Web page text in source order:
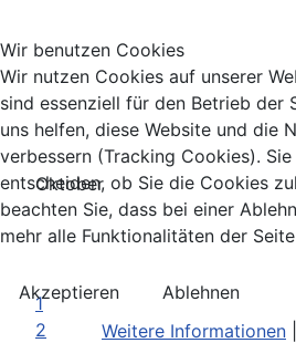
Oktober
1
2
Wir benutzen Cookies
Wir nutzen Cookies auf unserer
sind essenziell für den Betrieb der
uns helfen, diese Website und die
verbessern (Tracking Cookies).
entscheiden, ob Sie die Cookies
beachten Sie, dass bei einer
mehr alle Funktionalitäten der
Akzeptieren
Ablehnen
Weitere Informationen